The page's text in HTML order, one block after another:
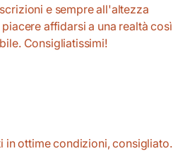
e sempre all'altezza
affidarsi a una realtà così
Consigliatissimi!
in ottime condizioni, consigliato.